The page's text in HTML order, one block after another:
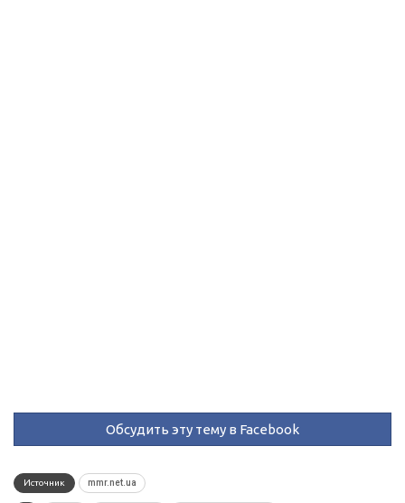
Обсудить эту тему в Facebook
Источник mmr.net.ua